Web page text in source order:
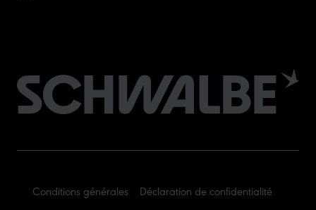
Conditions générales
Déclaration de confidentialité